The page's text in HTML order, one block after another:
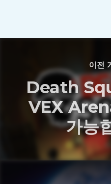
이전
Death
VEX
가능